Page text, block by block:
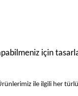
için
ile ilgili her türlü